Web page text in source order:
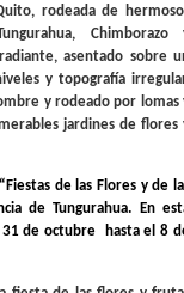
rodeada de
Chimborazo
asentado sobre
y topografía
y rodeado por lomas
jardines de flores
de las Flores y de
de Tungurahua. En
31 de octubre hasta el 8